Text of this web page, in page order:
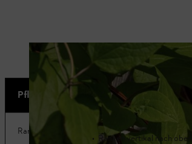
Eine Rankhilfe bietet der farbenfrohen Clematis Halt.
Pflanzenart Eigenschaften
Ranker
Ranken vertikal nach oben.